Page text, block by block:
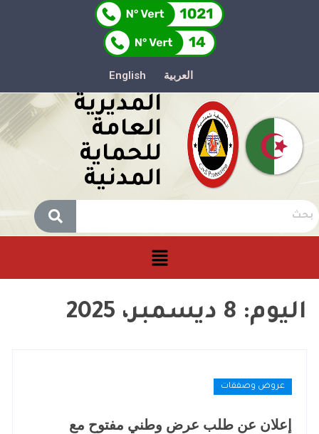
العربية English
المديرية
العامة
للحماية
المدنية
اليوم: 8 ديسمبر، 2025
عروض وصفقات
إعلان عن طلب عرض وطني مفتوح مع